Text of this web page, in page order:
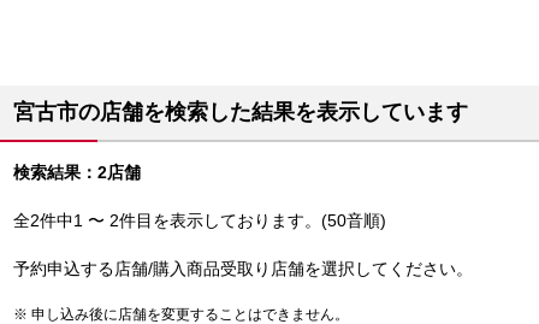
宮古市の店舗を検索した結果を表示しています
検索結果：2店舗
全2件中1 〜 2件目を表示しております。(50音順)
予約申込する店舗/購入商品受取り店舗を選択してください。
申し込み後に店舗を変更することはできません。